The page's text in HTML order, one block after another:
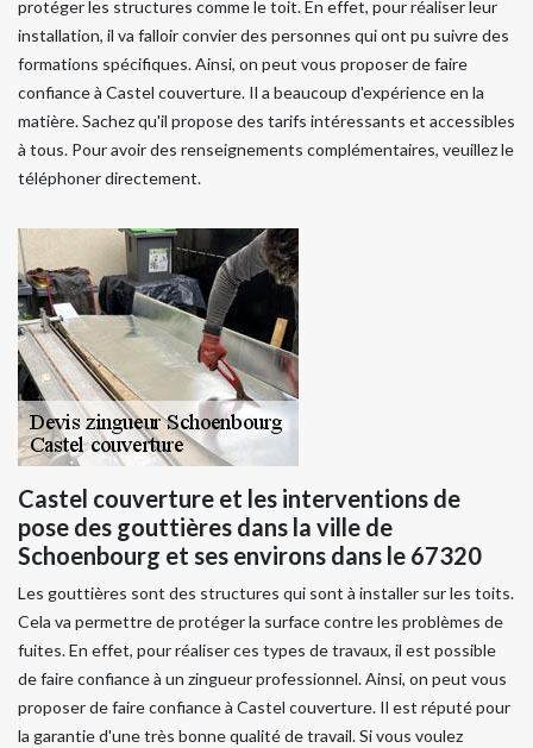
protéger les structures comme le toit. En effet, pour réaliser leur
installation, il va falloir convier des personnes qui ont pu suivre des
formations spécifiques. Ainsi, on peut vous proposer de faire
confiance à Castel couverture. Il a beaucoup d'expérience en la
matière. Sachez qu'il propose des tarifs intéressants et accessibles
à tous. Pour avoir des renseignements complémentaires, veuillez le
téléphoner directement.
Castel couverture et les interventions de
pose des gouttières dans la ville de
Schoenbourg et ses environs dans le 67320
Les gouttières sont des structures qui sont à installer sur les toits.
Cela va permettre de protéger la surface contre les problèmes de
fuites. En effet, pour réaliser ces types de travaux, il est possible
de faire confiance à un zingueur professionnel. Ainsi, on peut vous
proposer de faire confiance à Castel couverture. Il est réputé pour
la garantie d'une très bonne qualité de travail. Si vous voulez